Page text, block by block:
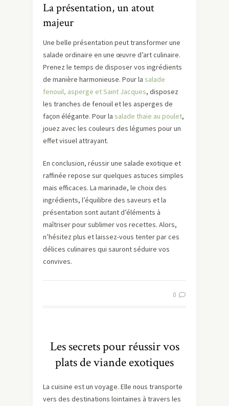
La présentation, un atout
majeur
Une belle présentation peut transformer une
salade ordinaire en une œuvre d’art culinaire.
Prenez le temps de disposer vos ingrédients
de manière harmonieuse. Pour la salade
fenouil, asperge et Saint Jacques, disposez
les tranches de fenouil et les asperges de
façon élégante. Pour la salade thaïe au poulet,
jouez avec les couleurs des légumes pour un
effet visuel attrayant.
En conclusion, réussir une salade exotique et
raffinée repose sur quelques astuces simples
mais efficaces. La marinade, le choix des
ingrédients, l’équilibre des saveurs et la
présentation sont autant d’éléments à
maîtriser pour sublimer vos recettes. Alors,
n’hésitez plus et laissez-vous tenter par ces
délices culinaires qui sauront séduire vos
convives.
0
Les secrets pour réussir vos
plats de viande exotiques
La cuisine est un voyage. Elle nous transporte
vers des destinations lointaines à travers les